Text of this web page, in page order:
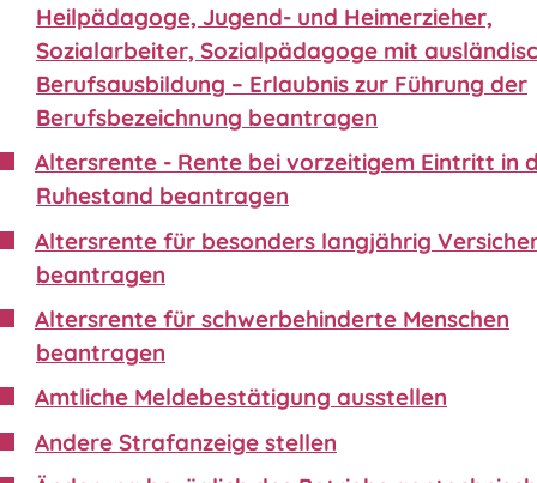
Heilpädagoge, Jugend- und Heimerzieher,
Sozialarbeiter, Sozialpädagoge mit
Berufsausbildung – Erlaubnis zur Führung der
Berufsbezeichnung beantragen
Altersrente - Rente bei vorzeitigem Eintritt in
Ruhestand beantragen
Altersrente für besonders langjährig
beantragen
Altersrente für schwerbehinderte Menschen
beantragen
Amtliche Meldebestätigung ausstellen
Andere Strafanzeige stellen